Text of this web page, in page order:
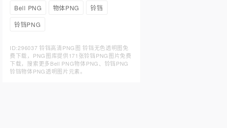
Bell PNG 物体PNG
铃铛
铃铛PNG
ID:296037 铃铛高清PNG图 铃铛无色透明图免
费下载，PNG图库提供171张铃铛PNG图片免费
下载，搜索更多Bell PNG物体PNG、铃铛PNG
铃铛物体PNG透明图片元素。